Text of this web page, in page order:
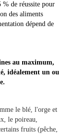
% de réussite pour
des aliments
dépend de
au maximum,
idéalement un ou
le blé, l'orge et
le poireau,
fruits (pêche,